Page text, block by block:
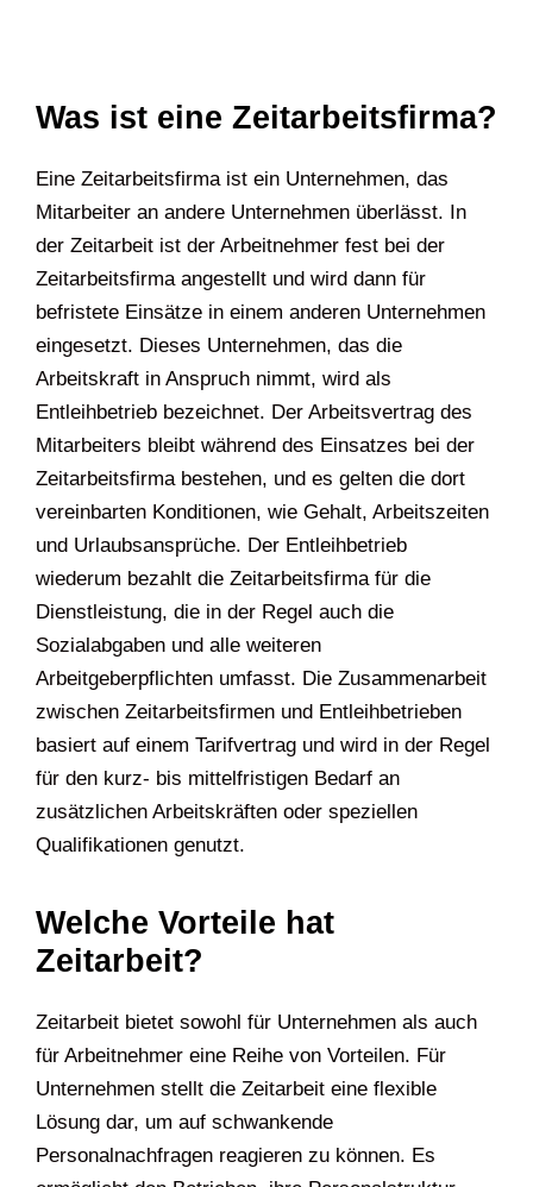
Was ist eine Zeitarbeitsfirma?
Eine Zeitarbeitsfirma ist ein Unternehmen, das
Mitarbeiter an andere Unternehmen überlässt. In
der Zeitarbeit ist der Arbeitnehmer fest bei der
Zeitarbeitsfirma angestellt und wird dann für
befristete Einsätze in einem anderen Unternehmen
eingesetzt. Dieses Unternehmen, das die
Arbeitskraft in Anspruch nimmt, wird als
Entleihbetrieb bezeichnet. Der Arbeitsvertrag des
Mitarbeiters bleibt während des Einsatzes bei der
Zeitarbeitsfirma bestehen, und es gelten die dort
vereinbarten Konditionen, wie Gehalt, Arbeitszeiten
und Urlaubsansprüche. Der Entleihbetrieb
wiederum bezahlt die Zeitarbeitsfirma für die
Dienstleistung, die in der Regel auch die
Sozialabgaben und alle weiteren
Arbeitgeberpflichten umfasst. Die Zusammenarbeit
zwischen Zeitarbeitsfirmen und Entleihbetrieben
basiert auf einem Tarifvertrag und wird in der Regel
für den kurz- bis mittelfristigen Bedarf an
zusätzlichen Arbeitskräften oder speziellen
Qualifikationen genutzt.
Welche Vorteile hat
Zeitarbeit?
Zeitarbeit bietet sowohl für Unternehmen als auch
für Arbeitnehmer eine Reihe von Vorteilen. Für
Unternehmen stellt die Zeitarbeit eine flexible
Lösung dar, um auf schwankende
Personalnachfragen reagieren zu können. Es